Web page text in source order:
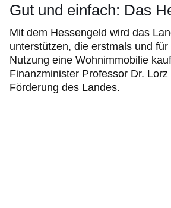
Gut und einfach: Das
Mit dem Hessengeld wird das
unterstützen, die erstmals und
Nutzung eine Wohnimmobilie
Finanzminister Professor Dr.
Förderung des Landes.